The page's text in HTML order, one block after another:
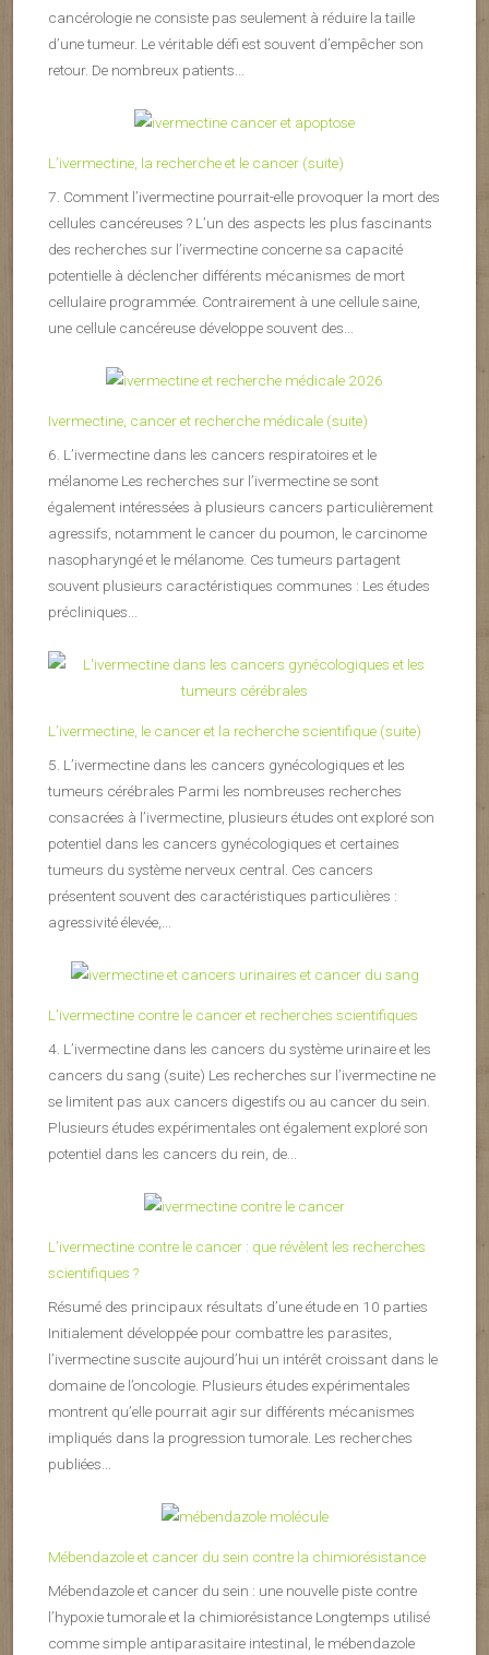
cancérologie ne consiste pas seulement à réduire la taille
d’une tumeur. Le véritable défi est souvent d’empêcher son
retour. De nombreux patients...
L’ivermectine, la recherche et le cancer (suite)
7. Comment l’ivermectine pourrait-elle provoquer la mort des
cellules cancéreuses ? L’un des aspects les plus fascinants
des recherches sur l’ivermectine concerne sa capacité
potentielle à déclencher différents mécanismes de mort
cellulaire programmée. Contrairement à une cellule saine,
une cellule cancéreuse développe souvent des...
Ivermectine, cancer et recherche médicale (suite)
6. L’ivermectine dans les cancers respiratoires et le
mélanome Les recherches sur l’ivermectine se sont
également intéressées à plusieurs cancers particulièrement
agressifs, notamment le cancer du poumon, le carcinome
nasopharyngé et le mélanome. Ces tumeurs partagent
souvent plusieurs caractéristiques communes : Les études
précliniques...
L’ivermectine, le cancer et la recherche scientifique (suite)
5. L’ivermectine dans les cancers gynécologiques et les
tumeurs cérébrales Parmi les nombreuses recherches
consacrées à l’ivermectine, plusieurs études ont exploré son
potentiel dans les cancers gynécologiques et certaines
tumeurs du système nerveux central. Ces cancers
présentent souvent des caractéristiques particulières :
agressivité élevée,...
L’ivermectine contre le cancer et recherches scientifiques
4. L’ivermectine dans les cancers du système urinaire et les
cancers du sang (suite) Les recherches sur l’ivermectine ne
se limitent pas aux cancers digestifs ou au cancer du sein.
Plusieurs études expérimentales ont également exploré son
potentiel dans les cancers du rein, de...
L’ivermectine contre le cancer : que révèlent les recherches
scientifiques ?
Résumé des principaux résultats d’une étude en 10 parties
Initialement développée pour combattre les parasites,
l’ivermectine suscite aujourd’hui un intérêt croissant dans le
domaine de l’oncologie. Plusieurs études expérimentales
montrent qu’elle pourrait agir sur différents mécanismes
impliqués dans la progression tumorale. Les recherches
publiées...
Mébendazole et cancer du sein contre la chimiorésistance
Mébendazole et cancer du sein : une nouvelle piste contre
l’hypoxie tumorale et la chimiorésistance Longtemps utilisé
comme simple antiparasitaire intestinal, le mébendazole